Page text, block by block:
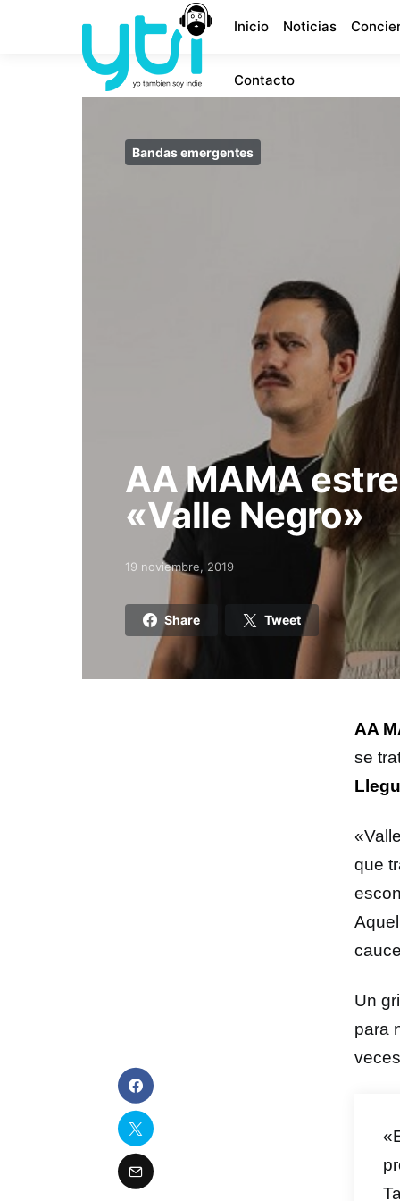
Inicio Noticias
Contacto
Bandas emergentes
AA MAMA
«Valle Negro»
Posted on
19 noviembre, 2019
Share Tweet
AA
se
que
Un
para